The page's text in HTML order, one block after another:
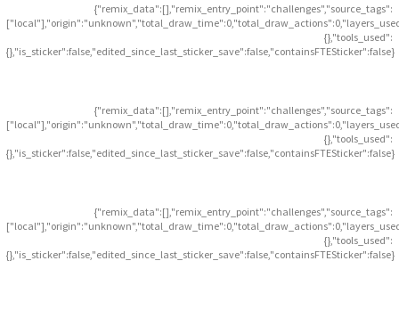
{"remix_data":[],"remix_entry_point":"challenges","source_tags":
{},"tools_used":
{},"is_sticker":false,"edited_since_last_sticker_save":false,"containsFTESticker":false}
{"remix_data":[],"remix_entry_point":"challenges","source_tags":
{},"tools_used":
{},"is_sticker":false,"edited_since_last_sticker_save":false,"containsFTESticker":false}
{"remix_data":[],"remix_entry_point":"challenges","source_tags":
{},"tools_used":
{},"is_sticker":false,"edited_since_last_sticker_save":false,"containsFTESticker":false}